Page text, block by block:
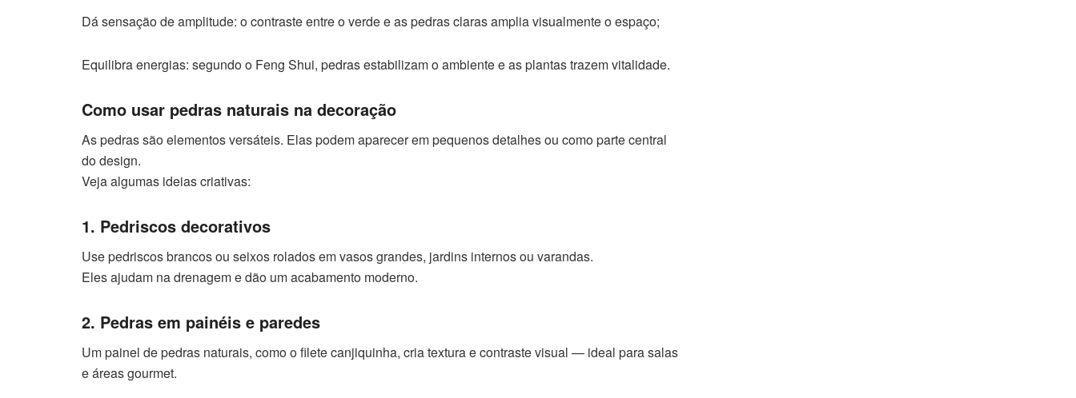
Dá sensação de amplitude: o contraste entre o verde e as pedras claras amplia visualmente o espaço;
Equilibra energias: segundo o Feng Shui, pedras estabilizam o ambiente e as plantas trazem vitalidade.
Como usar pedras naturais na decoração
As pedras são elementos versáteis. Elas podem aparecer em pequenos detalhes ou como parte central
do design.
Veja algumas ideias criativas:
1. Pedriscos decorativos
Use pedriscos brancos ou seixos rolados em vasos grandes, jardins internos ou varandas.
Eles ajudam na drenagem e dão um acabamento moderno.
2. Pedras em painéis e paredes
Um painel de pedras naturais, como o filete canjiquinha, cria textura e contraste visual — ideal para salas
e áreas gourmet.